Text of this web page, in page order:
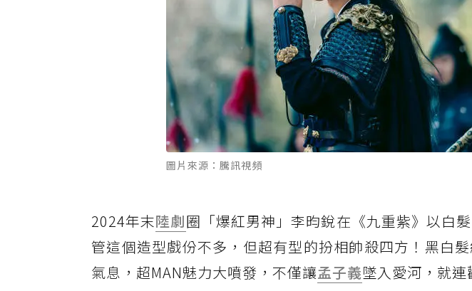
圖片來源：騰訊視頻
2024年末陸劇圈「爆紅男神」李昀銳在《九重紫》以白
管這個造型戲份不多，但超有型的扮相帥殺四方！黑白
氣息，超MAN魅力大噴發，不僅讓孟子義墜入愛河，就連